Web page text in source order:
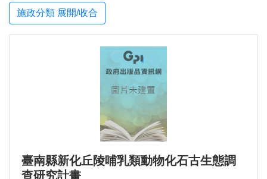
施政分類 展開/收合
臺南縣新化丘陵哺乳類動物化石古生態調
查研究計畫